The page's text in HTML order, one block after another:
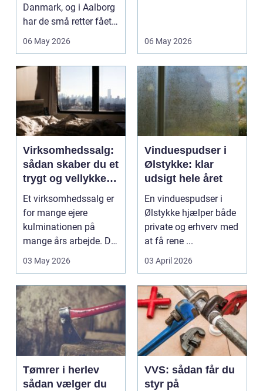
Danmark, og i Aalborg
har de små retter fået
deres helt eget li...
06 May 2026 06 May 2026
Virksomhedssalg:
sådan skaber du et
trygt og vellykket
salg
Et virksomhedssalg er
for mange ejere
kulminationen på
mange års arbejde. Det
kan være en planlagt
03 May 2026
Vinduespudser i
Ølstykke: klar
udsigt hele året
En vinduespudser i
Ølstykke hjælper både
private og erhverv med
at få rene ...
03 April 2026
Tømrer i herlev
sådan vælger du
VVS: sådan får du
styr på